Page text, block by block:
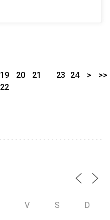
19 20
21
22
23 24 > >>
V S D